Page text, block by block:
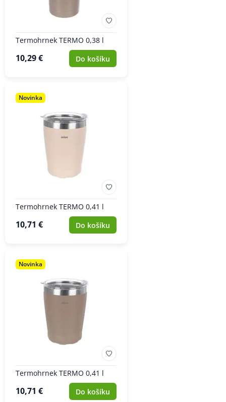
Termohrnek TERMO 0,38 l
10,29 € Do košíku
Novinka
Termohrnek TERMO 0,41 l
10,71 € Do košíku
Novinka
Termohrnek TERMO 0,41 l
10,71 € Do košíku